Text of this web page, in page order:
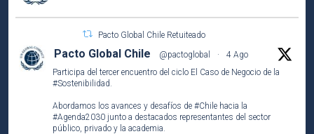
Pacto Global Chile Retuiteado
Pacto Global Chile @pactoglobal ·
4 Ago
Participa del tercer encuentro del ciclo El Caso de Negocio de la
#Sostenibilidad
Abordamos los avances y desafíos de #Chile hacia la
#Agenda2030 junto a destacados representantes del sector
público, privado y la academia.